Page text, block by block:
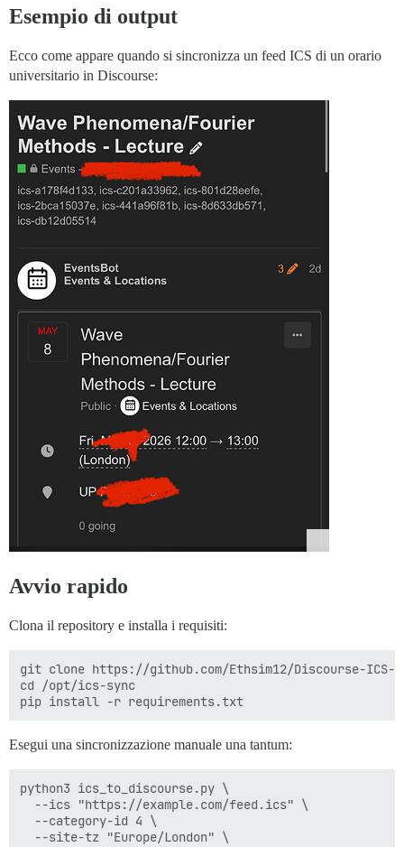
Esempio di output
Ecco come appare quando si sincronizza un feed ICS di un orario
universitario in Discourse:
Avvio rapido
Clona il repository e installa i requisiti:
git clone https://github.com/Ethsim12/Discourse-ICS-
cd /opt/ics-sync
Esegui una sincronizzazione manuale una tantum:
python3 ics_to_discourse.py \
  --ics "https://example.com/feed.ics" \
  --category-id 4 \
  --site-tz "Europe/London" \